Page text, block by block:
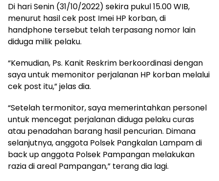
Di hari Senin (31/10/2022) sekira pukul 15.00 WIB,
menurut hasil cek post Imei HP korban, di
handphone tersebut telah terpasang nomor lain
diduga milik pelaku.
“Kemudian, Ps. Kanit Reskrim berkoordinasi dengan
saya untuk memonitor perjalanan HP korban melalui
cek post itu,” jelas dia.
“Setelah termonitor, saya memerintahkan personel
untuk mencegat perjalanan diduga pelaku curas
atau penadahan barang hasil pencurian. Dimana
selanjutnya, anggota Polsek Pangkalan Lampam di
back up anggota Polsek Pampangan melakukan
razia di areal Pampangan,” terang dia lagi.